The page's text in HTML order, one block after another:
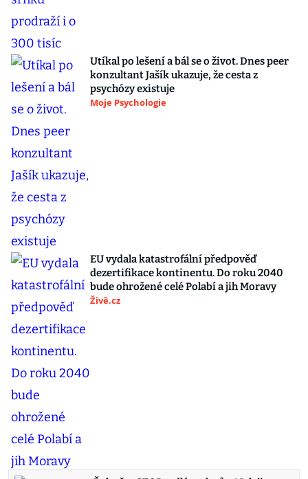
Utíkal po lešení a bál se o život. Dnes peer
konzultant Jašík ukazuje, že cesta z
psychózy existuje
Moje Psychologie
EU vydala katastrofální předpověď
dezertifikace kontinentu. Do roku 2040
bude ohrožené celé Polabí a jih Moravy
Živě.cz